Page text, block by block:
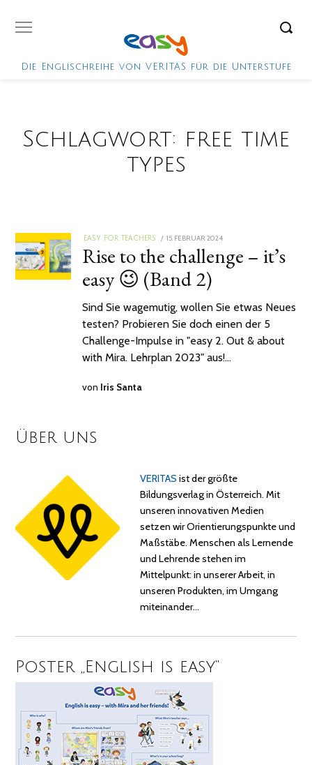
Die Englischreihe von VERITAS für die Unterstufe
Schlagwort: free time
types
EASY FOR TEACHERS
POSTED
15. FEBRUAR 2024
Rise to the challenge – it’s
easy 😉 (Band 2)
Sind Sie wagemutig, wollen Sie etwas Neues
testen? Probieren Sie doch einen der 5
Challenge-Impulse in "easy 2. Out & about
with Mira. Lehrplan 2023" aus!…
von Iris Santa
Über uns
VERITAS ist der größte
Bildungsverlag in Österreich. Mit
unseren innovativen Medien
setzen wir Orientierungspunkte und
Maßstäbe. Menschen als Lernende
und Lehrende stehen im
Mittelpunkt: in unserer Arbeit, in
unseren Produkten, im Umgang
miteinander…
Poster „English is easy“